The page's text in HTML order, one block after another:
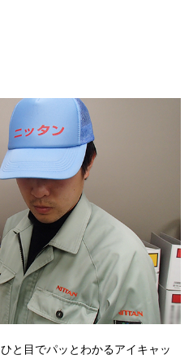
と目でパッとわかるアイキャッ